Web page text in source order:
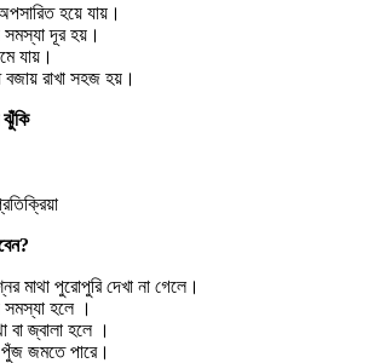
হয়ে যায়।
সমস্যা দূর হয়।
যায়।
বজায় রাখা সহজ হয়।
ঝুঁকি
মাথা পুরোপুরি দেখা না গেলে।
সমস্যা হলে ।
বা জ্বালা হলে ।
পুঁজ জমতে পারে।